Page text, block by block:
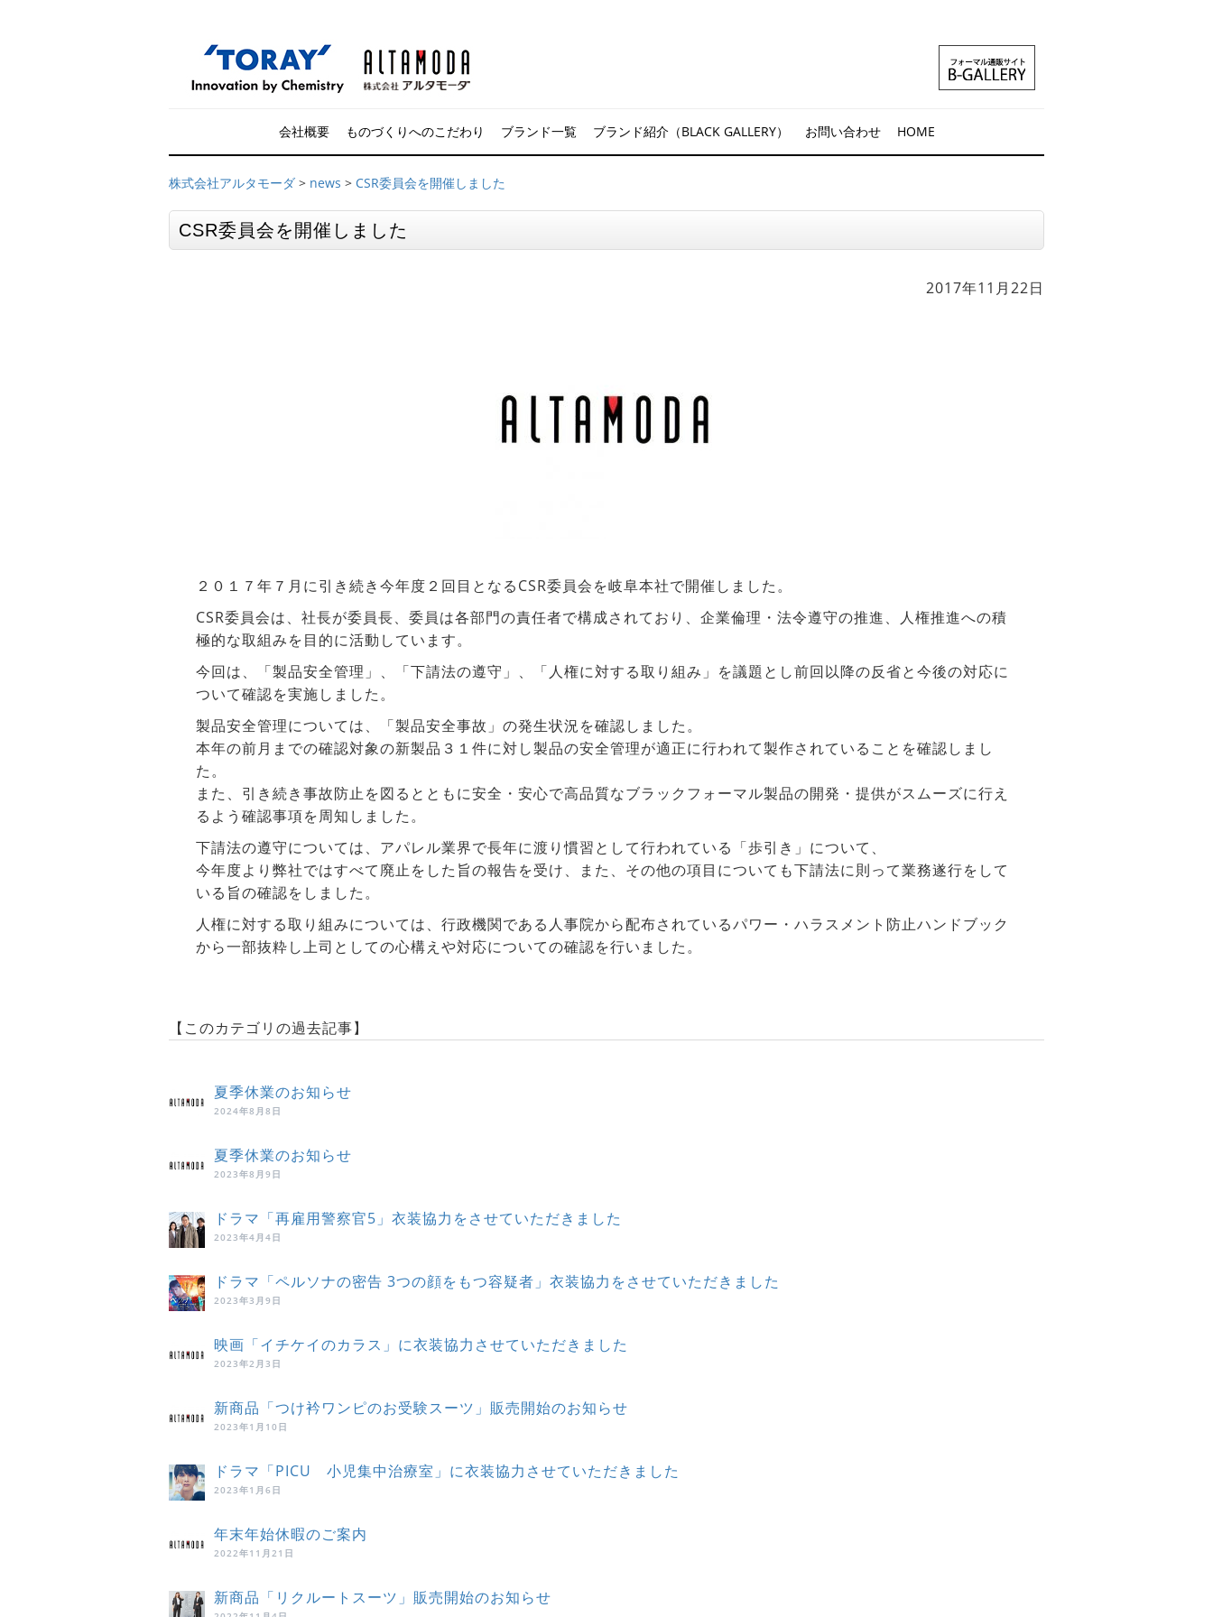
会社概要 ものづくりへのこだわり ブランド一覧 ブランド紹介（BLACK GALLERY） お問い合わせ HOME
株式会社アルタモーダ > news > CSR委員会を開催しました
CSR委員会を開催しました
2017年11月22日
２０１７年７月に引き続き今年度２回目となるCSR委員会を岐阜本社で開催しました。
CSR委員会は、社長が委員長、委員は各部門の責任者で構成されており、企業倫理・法令遵守の推進、人権推進への積
極的な取組みを目的に活動しています。
今回は、「製品安全管理」、「下請法の遵守」、「人権に対する取り組み」を議題とし前回以降の反省と今後の対応に
ついて確認を実施しました。
製品安全管理については、「製品安全事故」の発生状況を確認しました。
本年の前月までの確認対象の新製品３１件に対し製品の安全管理が適正に行われて製作されていることを確認しまし
た。
また、引き続き事故防止を図るとともに安全・安心で高品質なブラックフォーマル製品の開発・提供がスムーズに行え
るよう確認事項を周知しました。
下請法の遵守については、アパレル業界で長年に渡り慣習として行われている「歩引き」について、
今年度より弊社ではすべて廃止をした旨の報告を受け、また、その他の項目についても下請法に則って業務遂行をして
いる旨の確認をしました。
人権に対する取り組みについては、行政機関である人事院から配布されているパワー・ハラスメント防止ハンドブック
から一部抜粋し上司としての心構えや対応についての確認を行いました。
【このカテゴリの過去記事】
夏季休業のお知らせ
2024年8月8日
夏季休業のお知らせ
2023年8月9日
ドラマ「再雇用警察官5」衣装協力をさせていただきました
2023年4月4日
ドラマ「ペルソナの密告 3つの顔をもつ容疑者」衣装協力をさせていただきました
2023年3月9日
映画「イチケイのカラス」に衣装協力させていただきました
2023年2月3日
新商品「つけ衿ワンピのお受験スーツ」販売開始のお知らせ
2023年1月10日
ドラマ「PICU 小児集中治療室」に衣装協力させていただきました
2023年1月6日
年末年始休暇のご案内
2022年11月21日
新商品「リクルートスーツ」販売開始のお知らせ